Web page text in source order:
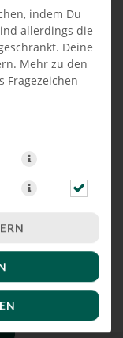
indem Du
allerdings die
Deine
Mehr zu den
Fragezeichen
(28 CM)